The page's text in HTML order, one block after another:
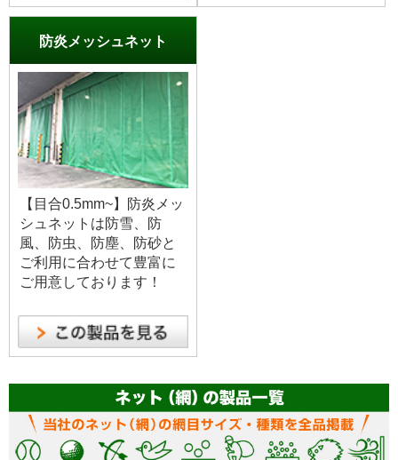
防炎メッシュネット
【目合0.5mm~】防炎メッ
シュネットは防雪、防
風、防虫、防塵、防砂と
ご利用に合わせて豊富に
ご用意しております！